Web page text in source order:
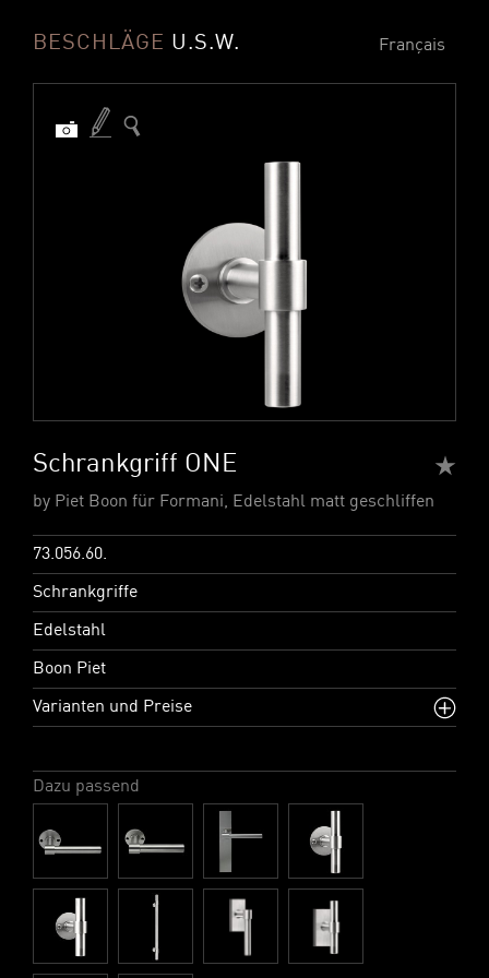
Français
BESCHLÄGE U.S.W.
Schrankgriff ONE
by Piet Boon für Formani, Edelstahl matt geschliffen
73.056.60.
Schrankgriffe
Edelstahl
Boon Piet
Varianten und Preise
Dazu passend